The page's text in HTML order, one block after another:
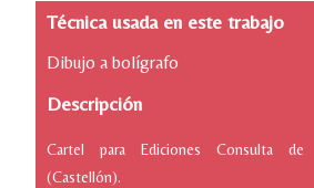
Técnica usada en este trabajo
Dibujo a bolígrafo
Descripción
Cartel para Ediciones Consulta de
(Castellón).